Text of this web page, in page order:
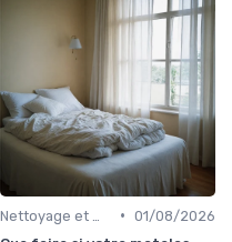
• 01/08/2026